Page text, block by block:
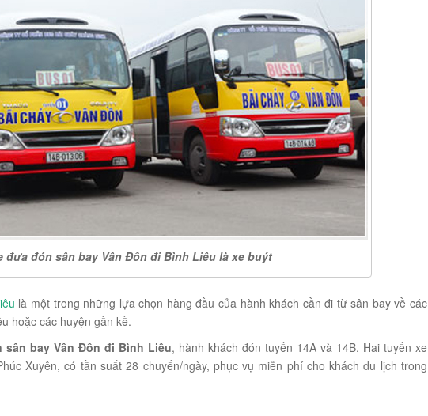
đưa đón sân bay Vân Đồn đi Bình Liêu là xe buýt
là một trong những lựa chọn hàng đầu của hành khách cần đi từ sân bay về các
hoặc các huyện gần kề.
sân bay Vân Đồn đi Bình Liêu, hành khách đón tuyến 14A và 14B. Hai tuyến xe
Xuyên, có tần suất 28 chuyến/ngày, phục vụ miễn phí cho khách du lịch trong